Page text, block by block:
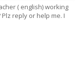
( english) working
reply or help me. I